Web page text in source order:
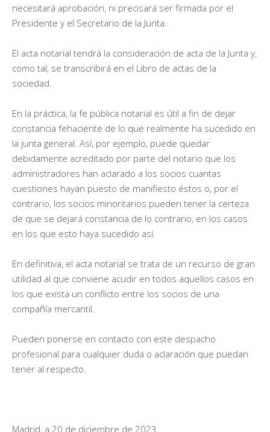
necesitará aprobación, ni precisará ser firmada por el
Presidente y el Secretario de la Junta.
El acta notarial tendrá la consideración de acta de la Junta y,
como tal, se transcribirá en el Libro de actas de la
sociedad.
En la práctica, la fe pública notarial es útil a fin de dejar
constancia fehaciente de lo que realmente ha sucedido en
la junta general. Así, por ejemplo, puede quedar
debidamente acreditado por parte del notario que los
administradores han aclarado a los socios cuantas
cuestiones hayan puesto de manifiesto éstos o, por el
contrario, los socios minoritarios pueden tener la certeza
de que se dejará constancia de lo contrario, en los casos
en los que esto haya sucedido así.
En definitiva, el acta notarial se trata de un recurso de gran
utilidad al que conviene acudir en todos aquellos casos en
los que exista un conflicto entre los socios de una
compañía mercantil.
Pueden ponerse en contacto con este despacho
profesional para cualquier duda o aclaración que puedan
tener al respecto.
Madrid, a 20 de diciembre de 2023